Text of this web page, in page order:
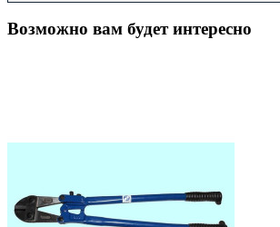
Возможно вам будет интересно